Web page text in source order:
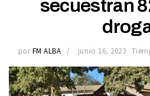
secuestran
por FM ALBA junio 16, 2023